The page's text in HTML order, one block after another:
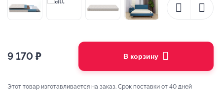
9 170 ₽ В корзину
Этот товар изготавливается на заказ. Срок поставки от 40 дней